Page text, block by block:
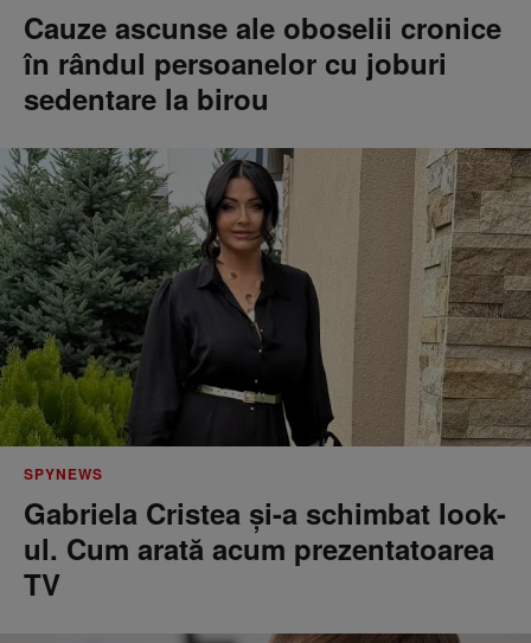
Cauze ascunse ale oboselii cronice
în rândul persoanelor cu joburi
sedentare la birou
SPYNEWS
Gabriela Cristea și-a schimbat look-
ul. Cum arată acum prezentatoarea
TV